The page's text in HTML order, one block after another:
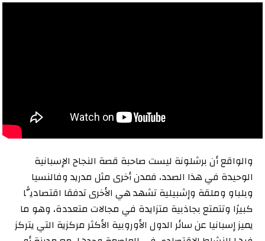
والواقع أن برشلونة ليست صاحبة قصة النجاح الإسبانية
الوحيدة في هذا الصدد، فمدن أخرى مثل مدريد وفالنسيا
وبلباو وملقة وإشبيلية تشهد هي الأخرى تدفقا اقتصاديًّا
كبيرًا وتتمتع بجاذبية متزايدة في مجالات متعددة، وهو ما
يميز إسبانيا عن سائر الدول الأوروبية الأكثر مركزية التي يتركز